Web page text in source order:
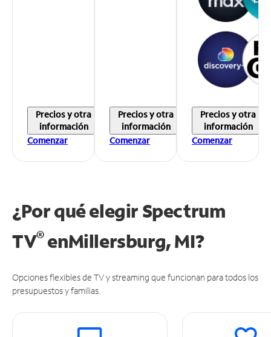
Precios y otra
información
Comenzar
Precios y otra
información
Comenzar
Precios y otra
información
Comenzar
¿Por qué elegir Spectrum
TV®enMillersburg, MI?
Opciones flexibles de TV y streaming que funcionan para todos los
presupuestos y familias.